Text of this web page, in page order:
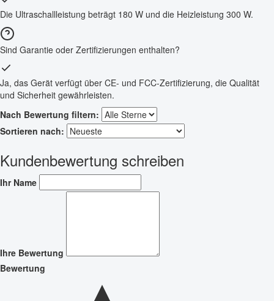
Die Ultraschallleistung beträgt 180 W und die Heizleistung 300 W.
Sind Garantie oder Zertifizierungen enthalten?
Ja, das Gerät verfügt über CE- und FCC-Zertifizierung, die Qualität
und Sicherheit gewährleisten.
Nach Bewertung filtern:
Sortieren nach:
Kundenbewertung schreiben
Ihr Name
Ihre Bewertung
Bewertung